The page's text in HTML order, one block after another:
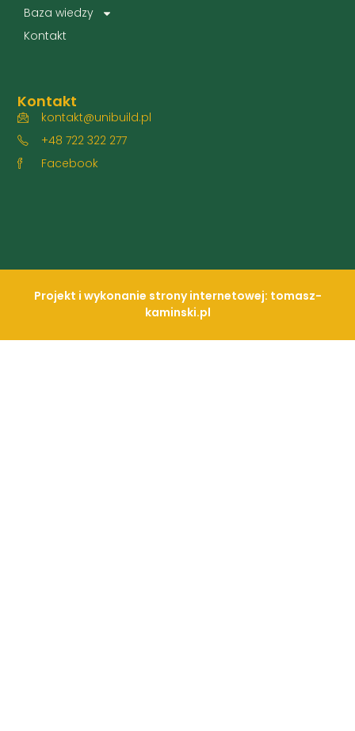
Baza wiedzy
Kontakt
Kontakt
kontakt@unibuild.pl
+48 722 322 277
Facebook
Projekt i wykonanie strony internetowej: tomasz-
kaminski.pl